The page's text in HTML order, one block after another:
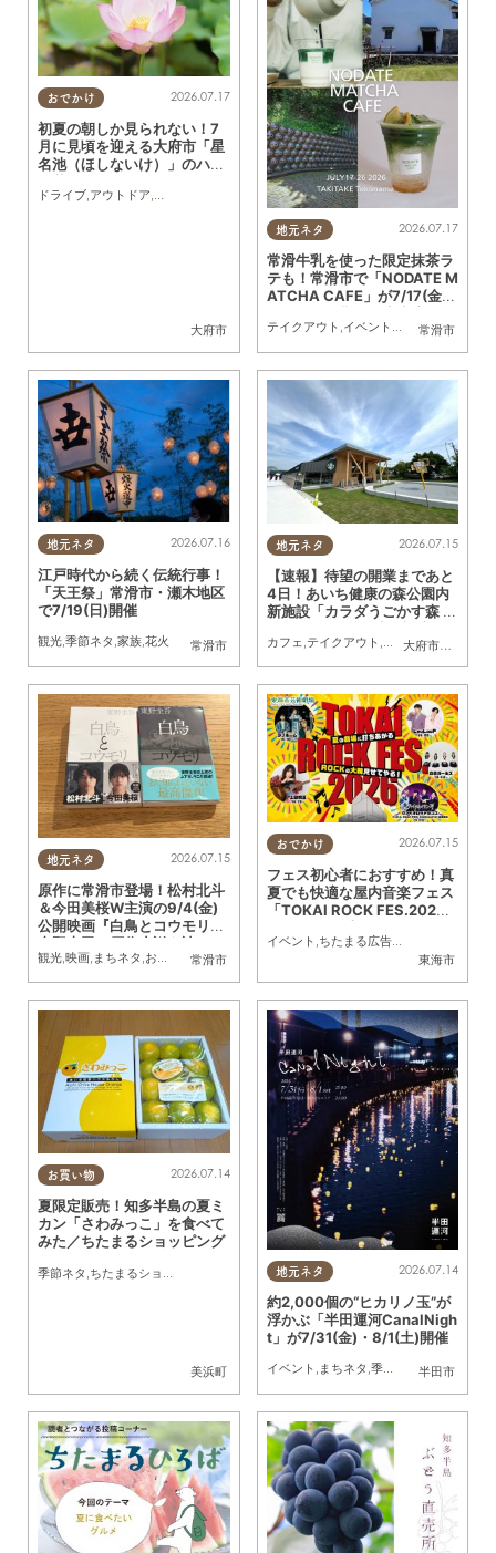
おでかけ
大府市
2026.07.17
初夏の朝しか見られない！7
月に見頃を迎える大府市「星
名池（ほしないけ）」のハス
ドライブ,アウトドア,自然 行ってみたレポ,親子,家族 ,KURUTOHP
地元ネタ
常滑市
2026.07.17
常滑牛乳を使った限定抹茶ラ
テも！常滑市で「NODATE M
ATCHA CAFE」が7/17(金)
テイクアウト ,イベント ,観光,親子,家族
地元ネタ
常滑市
2026.07.16
江戸時代から続く伝統行事！
「天王祭」常滑市・瀬木地区
で7/19(日)開催
観光,季節ネタ ,家族,花火
地元ネタ
大府市東浦町
2026.07.15
【速報】待望の開業まであと
4日！あいち健康の森公園内
新施設「カラダうごかす森 H
カフェ,テイクアウト ,開店,まちネタ
地元ネタ
常滑市
2026.07.15
原作に常滑市登場！松村北斗
＆今田美桜W主演の9/4(金)
公開映画『白鳥とコウモリ』
東野圭吾の原作小説を読んで
みた
観光,映画, まちネタ ,おひとりさま
おでかけ
東海市
2026.07.15
フェス初心者におすすめ！真
夏でも快適な屋内音楽フェス
「TOKAI ROCK FES.202
6」が8/29(土)・30(日)開催
／ちたまる広告
イベント ,ちたまる広告,親子
お買い物
美浜町
2026.07.14
夏限定販売！知多半島の夏ミ
カン「さわみっこ」を食べて
みた／ちたまるショッピング
季節ネタ ちたまるショッピング 行ってみたレポ地元ネタ
半田市
2026.07.14
約2,000個の“ヒカリノ玉”が
浮かぶ「半田運河CanalNigh
t」が7/31(金)・8/1(土)開催
イベント , まちネタ ,季節ネタ ,夫婦,カップ